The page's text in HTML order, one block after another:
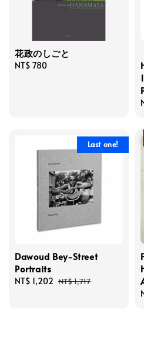
花政のしごと
Regular
NT$ 780
Last one!
Dawoud Bey-Street
Portraits
Sale
NT$ 1,202 Regular
NT$ 1,717